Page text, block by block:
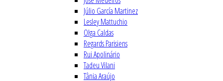
Júlio García Martinez
Lesley Mattuchio
Olga Caldas
Regards Parisiens
Rui Apolinário
Tadeu Vilani
Tânia Araújo